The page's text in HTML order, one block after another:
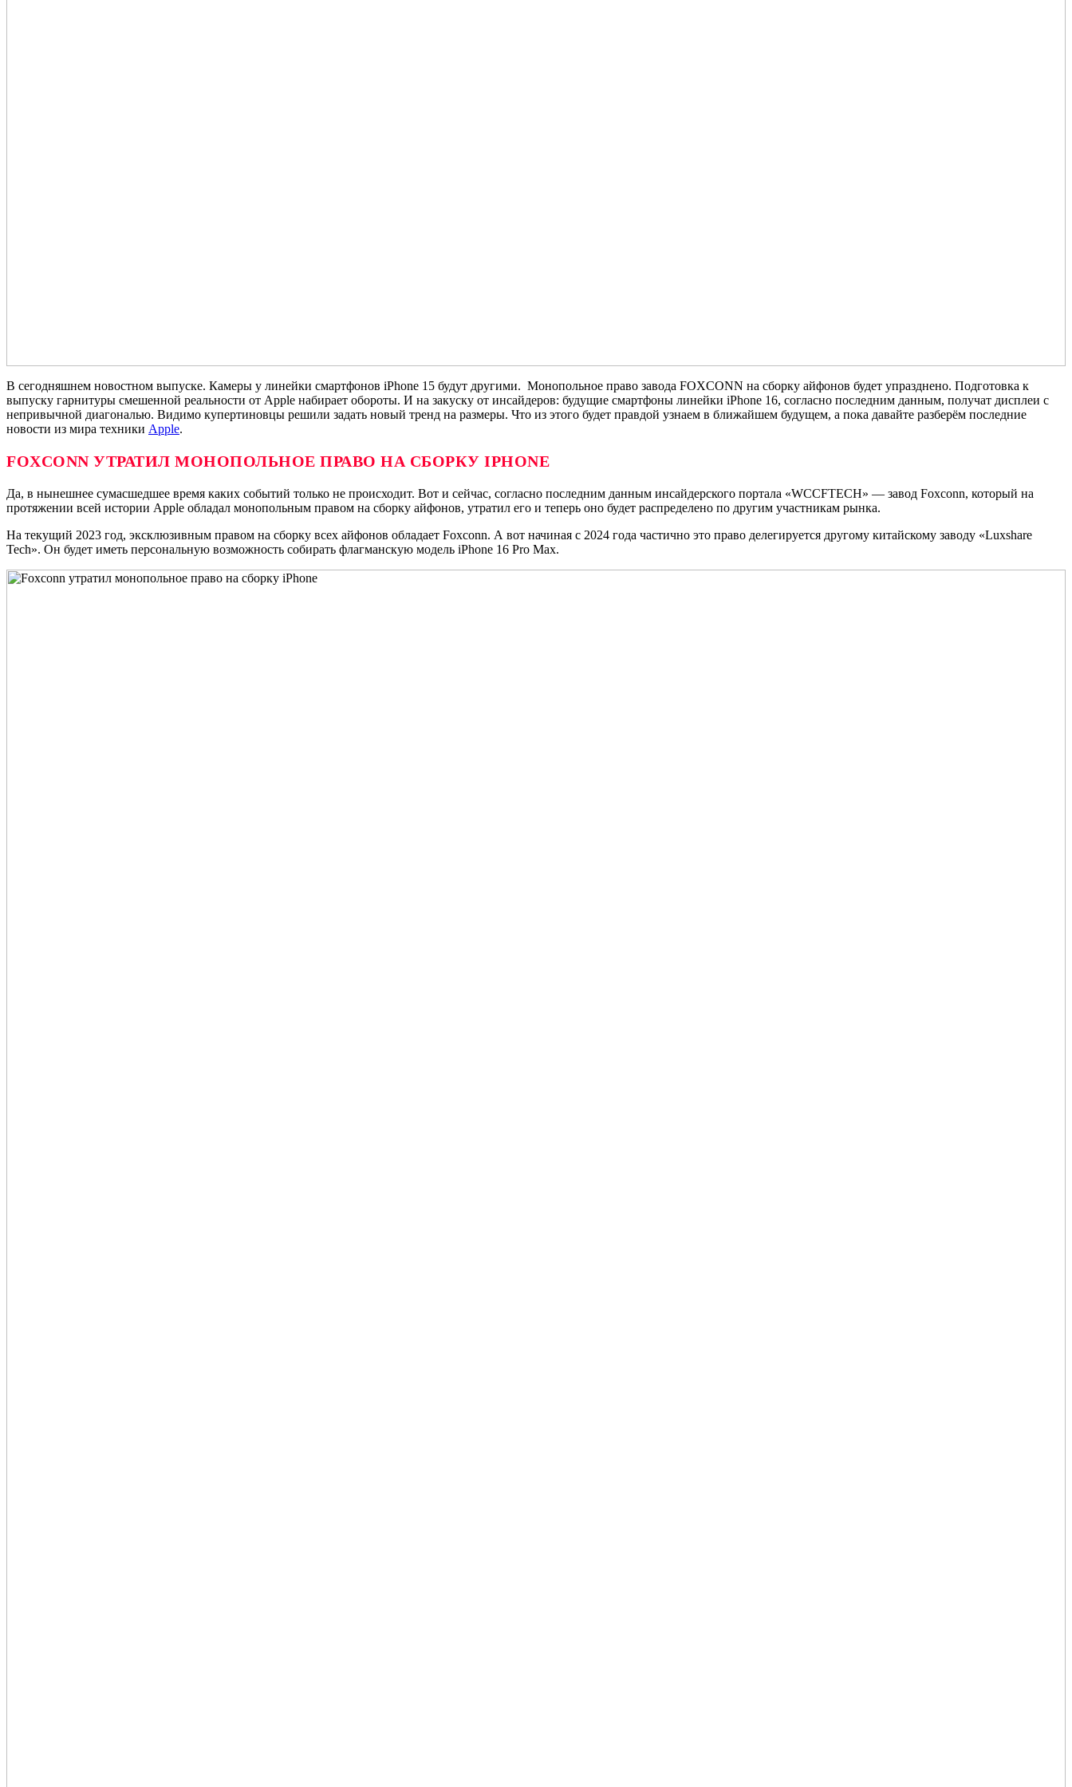
В сегодняшнем новостном выпуске. Камеры у линейки смартфонов iPhone 15 будут другими. Монопольное право завода FOXCONN на сборку айфонов будет упразднено. Подготовка к
выпуску гарнитуры смешенной реальности от Apple набирает обороты. И на закуску от инсайдеров: будущие смартфоны линейки iPhone 16, согласно последним данным, получат дисплеи с
непривычной диагональю. Видимо купертиновцы решили задать новый тренд на размеры. Что из этого будет правдой узнаем в ближайшем будущем, а пока давайте разберём последние
новости из мира техники Apple.
FOXCONN УТРАТИЛ МОНОПОЛЬНОЕ ПРАВО НА СБОРКУ IPHONE
Да, в нынешнее сумасшедшее время каких событий только не происходит. Вот и сейчас, согласно последним данным инсайдерского портала «WCCFTECH» — завод Foxconn, который на
протяжении всей истории Apple обладал монопольным правом на сборку айфонов, утратил его и теперь оно будет распределено по другим участникам рынка.
На текущий 2023 год, эксклюзивным правом на сборку всех айфонов обладает Foxconn. А вот начиная с 2024 года частично это право делегируется другому китайскому заводу «Luxshare
Tech». Он будет иметь персональную возможность собирать флагманскую модель iPhone 16 Pro Max.